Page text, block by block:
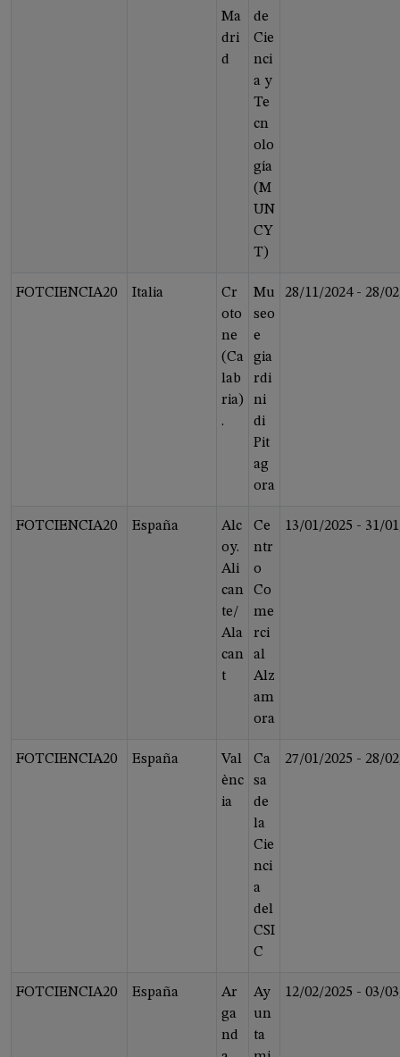
Ma
dri
d
de
Cie
nci
a y
Te
cn
olo
gía
(M
UN
CY
T)
FOTCIENCIA20 Italia
Cr
oto
ne
(Ca
lab
ria)
.
Mu
seo
e
gia
rdi
ni
di
Pit
ag
ora
28/11/2024- 28/
FOTCIENCIA20 España
Alc
oy.
Ali
can
te/
Ala
can
t
Ce
ntr
o
Co
me
rci
al
Alz
am
ora
13/01/2025 - 31/
FOTCIENCIA20 España
Val
ènc
ia
Ca
sa
de
la
Cie
nci
a
del
CSI
C
27/01/2025 - 28/
FOTCIENCIA20 España
Ar
ga
nd
Ay
un
ta
12/02/2025 - 03/